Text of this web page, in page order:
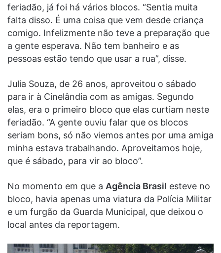
feriadão, já foi há vários blocos. “Sentia muita
falta disso. É uma coisa que vem desde criança
comigo. Infelizmente não teve a preparação que
a gente esperava. Não tem banheiro e as
pessoas estão tendo que usar a rua”, disse.
Julia Souza, de 26 anos, aproveitou o sábado
para ir à Cinelândia com as amigas. Segundo
elas, era o primeiro bloco que elas curtiam neste
feriadão. “A gente ouviu falar que os blocos
seriam bons, só não viemos antes por uma amiga
minha estava trabalhando. Aproveitamos hoje,
que é sábado, para vir ao bloco”.
No momento em que a Agência Brasil esteve no
bloco, havia apenas uma viatura da Polícia Militar
e um furgão da Guarda Municipal, que deixou o
local antes da reportagem.